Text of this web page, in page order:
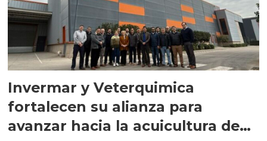
Invermar y Veterquimica
fortalecen su alianza para
avanzar hacia la acuicultura de